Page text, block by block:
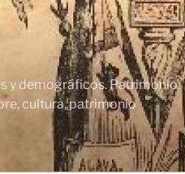
y demográficos. Patrimonio
cultura, patrimonio